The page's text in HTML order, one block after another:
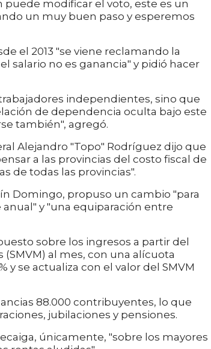
modificar el voto, este es un
un muy buen paso y esperemos
el 2013 "se viene reclamando la
salario no es ganancia" y pidió hacer
independientes, sino que
de dependencia oculta bajo este
también", agregó.
Alejandro "Topo" Rodríguez dijo que
a las provincias del costo fiscal de
de todas las provincias".
Domingo, propuso un cambio "para
y "una equiparación entre
sobre los ingresos a partir del
al mes, con una alícuota
y se actualiza con el valor del SMVM
88.000 contribuyentes, lo que
jubilaciones y pensiones.
únicamente, "sobre los mayores